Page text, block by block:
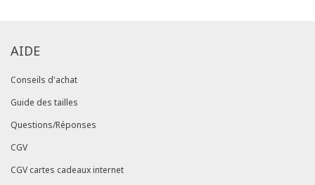
AIDE
Conseils d'achat
Guide des tailles
Questions/Réponses
CGV
CGV cartes cadeaux internet